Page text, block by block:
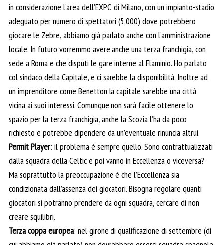
in considerazione l’area dell’EXPO di Milano, con un impianto-stadio
adeguato per numero di spettatori (5.000) dove potrebbero
giocare le Zebre, abbiamo già parlato anche con l’amministrazione
locale. In futuro vorremmo avere anche una terza franchigia, con
sede a Roma e che disputi le gare interne al Flaminio. Ho parlato
col sindaco della Capitale, e ci sarebbe la disponibilità. Inoltre ad
un imprenditore come Benetton la capitale sarebbe una città
vicina ai suoi interessi. Comunque non sarà facile ottenere lo
spazio per la terza franchigia, anche la Scozia l’ha da poco
richiesto e potrebbe dipendere da un’eventuale rinuncia altrui.
Permit Player: il problema è sempre quello. Sono contrattualizzati
dalla squadra della Celtic e poi vanno in Eccellenza o viceversa?
Ma soprattutto la preoccupazione è che l’Eccellenza sia
condizionata dall’assenza dei giocatori. Bisogna regolare quanti
giocatori si potranno prendere da ogni squadra, cercare di non
creare squilibri.
Terza coppa europea: nel girone di qualificazione di settembre (di